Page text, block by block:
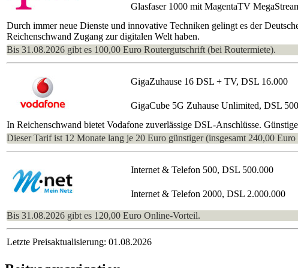
Glasfaser 1000 mit MagentaTV
Durch immer neue Dienste und innovative Techniken gelingt es der
Reichenschwand Zugang zur digitalen Welt haben.
Bis 31.08.2026 gibt es 100,00 Euro Routergutschrift (bei Routermiete).
GigaZuhause 16 DSL + TV, DSL 16.000
GigaCube 5G Zuhause Unlimited, DSL
In Reichenschwand bietet Vodafone zuverlässige DSL-Anschlüsse.
Dieser Tarif ist 12 Monate lang je 20 Euro günstiger (insgesamt 240,00 Euro
Internet & Telefon 500, DSL 500.000
Internet & Telefon 2000, DSL 2.000.000
Bis 31.08.2026 gibt es 120,00 Euro Online-Vorteil.
Letzte Preisaktualisierung: 01.08.2026